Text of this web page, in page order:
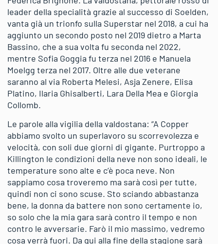
leader della specialità grazie al successo di Soelden,
vanta già un trionfo sulla Superstar nel 2018, a cui ha
aggiunto un secondo posto nel 2019 dietro a Marta
Bassino, che a sua volta fu seconda nel 2022,
mentre Sofia Goggia fu terza nel 2016 e Manuela
Moelgg terza nel 2017. Oltre alle due veterane
saranno al via Roberta Melesi, Asja Zenere, Elisa
Platino, Ilaria Ghisalberti, Lara Della Mea e Giorgia
Collomb.
Le parole alla vigilia della valdostana: “A Copper
abbiamo svolto un superlavoro su scorrevolezza e
velocità, con soli due giorni di gigante. Purtroppo a
Killington le condizioni della neve non sono ideali, le
temperature sono alte e c’è poca neve. Non
sappiamo cosa troveremo ma sarà così per tutte,
quindi non ci sono scuse. Sto sciando abbastanza
bene, la donna da battere non sono certamente io,
so solo che la mia gara sarà contro il tempo e non
contro le avversarie. Farò il mio massimo, vedremo
cosa verrà fuori. Da qui alla fine della stagione sarà